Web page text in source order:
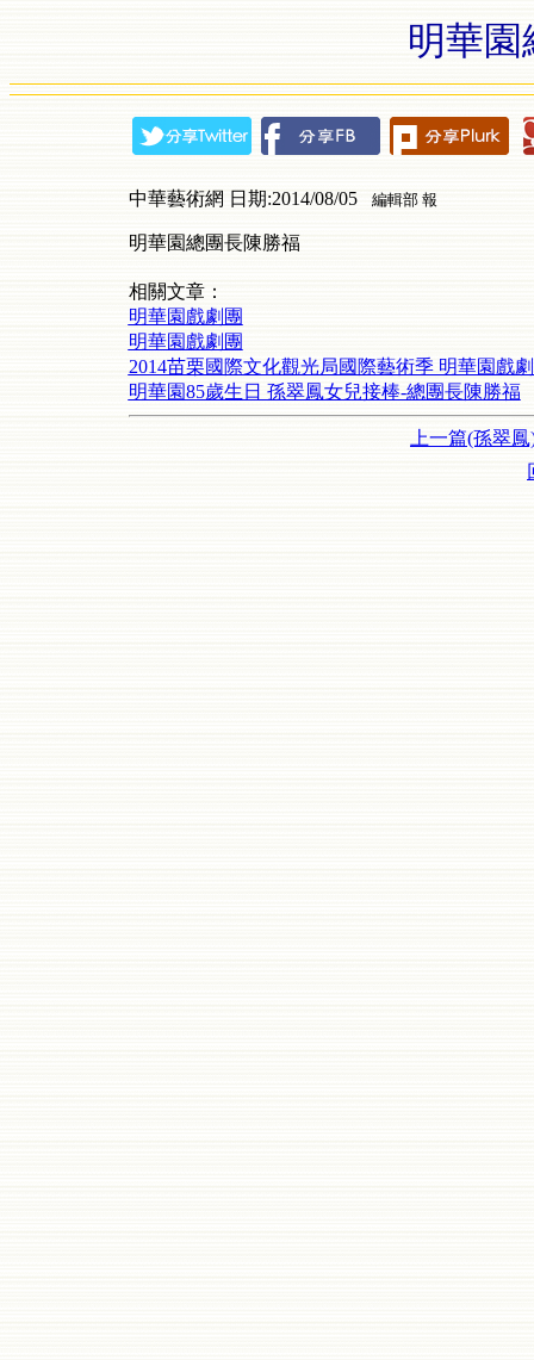
明華園
中華藝術網 日期:2014/08/05 編輯部 報
明華園總團長陳勝福
相關文章：
明華園戲劇團
明華園戲劇團
2014苗栗國際文化觀光局國際藝術季 明華園戲
明華園85歲生日 孫翠鳳女兒接棒-總團長陳勝福
上一篇(孫翠鳳